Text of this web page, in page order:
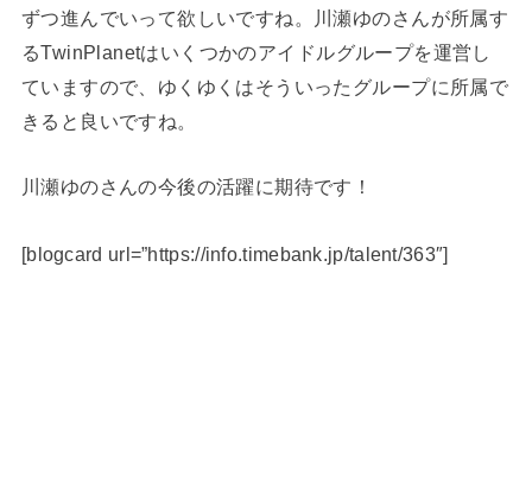
ずつ進んでいって欲しいですね。川瀬ゆのさんが所属す
るTwinPlanetはいくつかのアイドルグループを運営し
ていますので、ゆくゆくはそういったグループに所属で
きると良いですね。
川瀬ゆのさんの今後の活躍に期待です！
[blogcard url=”https://info.timebank.jp/talent/363″]